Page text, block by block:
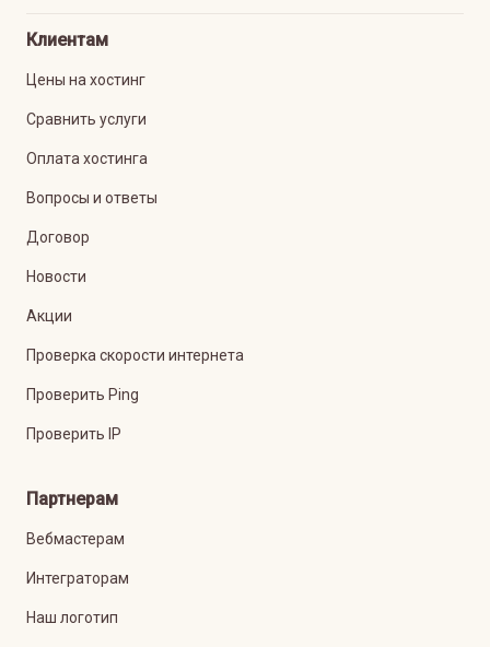
Клиентам
Цены на хостинг
Сравнить услуги
Оплата хостинга
Вопросы и ответы
Договор
Новости
Акции
Проверка скорости интернета
Проверить Ping
Проверить IP
Партнерам
Вебмастерам
Интеграторам
Наш логотип